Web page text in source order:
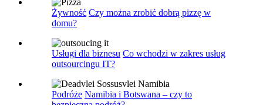
Żywność Czy można zrobić dobrą pizzę w
domu?
Usługi dla biznesu Co wchodzi w zakres usług
outsourcingu IT?
Podróże Namibia i Botswana – czy to